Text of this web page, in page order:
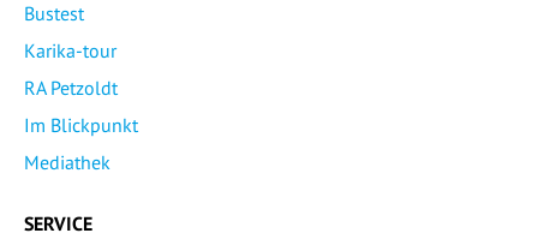
Bustest
Karika-tour
RA Petzoldt
Im Blickpunkt
Mediathek
SERVICE